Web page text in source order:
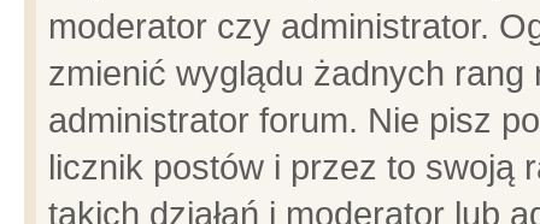
moderator czy administrator.
zmienić wyglądu żadnych
administrator forum. Nie pisz
licznik postów i przez to swoją
takich działań i moderator lub